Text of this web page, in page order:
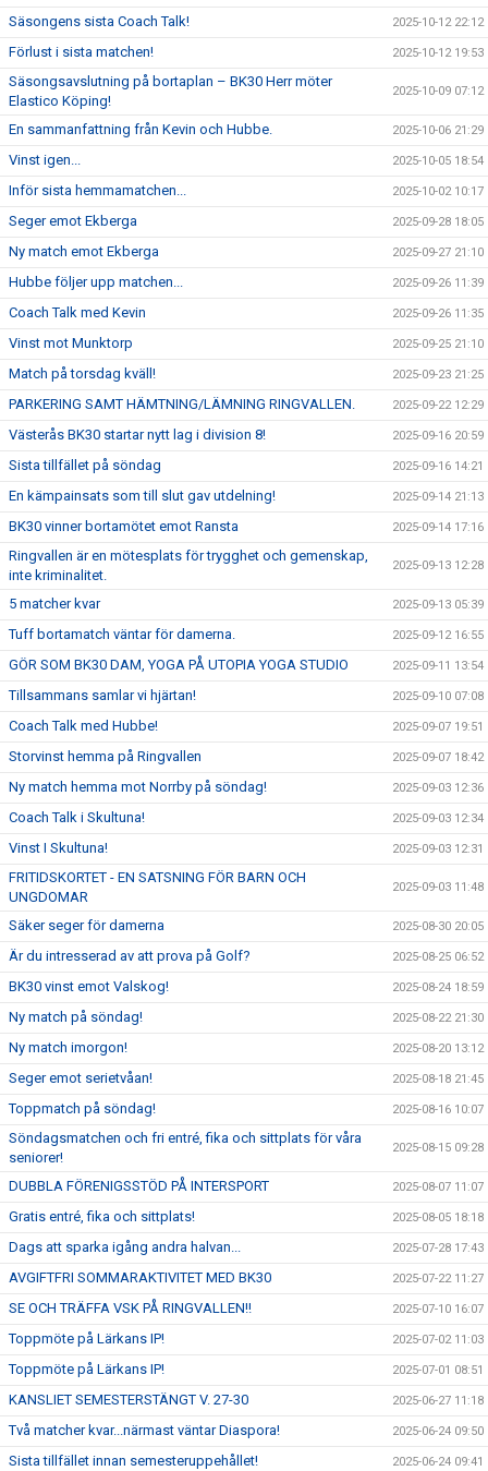
Säsongens sista Coach Talk! 2025-10-12 22:12
Förlust i sista matchen! 2025-10-12 19:53
Säsongsavslutning på bortaplan – BK30 Herr möter
Elastico Köping!
2025-10-09 07:12
En sammanfattning från Kevin och Hubbe. 2025-10-06 21:29
Vinst igen... 2025-10-05 18:54
Inför sista hemmamatchen... 2025-10-02 10:17
Seger emot Ekberga 2025-09-28 18:05
Ny match emot Ekberga 2025-09-27 21:10
Hubbe följer upp matchen... 2025-09-26 11:39
Coach Talk med Kevin 2025-09-26 11:35
Vinst mot Munktorp 2025-09-25 21:10
Match på torsdag kväll! 2025-09-23 21:25
PARKERING SAMT HÄMTNING/LÄMNING RINGVALLEN. 2025-09-22 12:29
Västerås BK30 startar nytt lag i division 8! 2025-09-16 20:59
Sista tillfället på söndag 2025-09-16 14:21
En kämpainsats som till slut gav utdelning! 2025-09-14 21:13
BK30 vinner bortamötet emot Ransta 2025-09-14 17:16
Ringvallen är en mötesplats för trygghet och gemenskap,
inte kriminalitet.
2025-09-13 12:28
5 matcher kvar 2025-09-13 05:39
Tuff bortamatch väntar för damerna. 2025-09-12 16:55
GÖR SOM BK30 DAM, YOGA PÅ UTOPIA YOGA STUDIO 2025-09-11 13:54
Tillsammans samlar vi hjärtan! 2025-09-10 07:08
Coach Talk med Hubbe! 2025-09-07 19:51
Storvinst hemma på Ringvallen 2025-09-07 18:42
Ny match hemma mot Norrby på söndag! 2025-09-03 12:36
Coach Talk i Skultuna! 2025-09-03 12:34
Vinst I Skultuna! 2025-09-03 12:31
FRITIDSKORTET - EN SATSNING FÖR BARN OCH
UNGDOMAR
2025-09-03 11:48
Säker seger för damerna 2025-08-30 20:05
Är du intresserad av att prova på Golf? 2025-08-25 06:52
BK30 vinst emot Valskog! 2025-08-24 18:59
Ny match på söndag! 2025-08-22 21:30
Ny match imorgon! 2025-08-20 13:12
Seger emot serietvåan! 2025-08-18 21:45
Toppmatch på söndag! 2025-08-16 10:07
Söndagsmatchen och fri entré, fika och sittplats för våra
seniorer!
2025-08-15 09:28
DUBBLA FÖRENIGSSTÖD PÅ INTERSPORT 2025-08-07 11:07
Gratis entré, fika och sittplats! 2025-08-05 18:18
Dags att sparka igång andra halvan... 2025-07-28 17:43
AVGIFTFRI SOMMARAKTIVITET MED BK30 2025-07-22 11:27
SE OCH TRÄFFA VSK PÅ RINGVALLEN!! 2025-07-10 16:07
Toppmöte på Lärkans IP! 2025-07-02 11:03
Toppmöte på Lärkans IP! 2025-07-01 08:51
KANSLIET SEMESTERSTÄNGT V. 27-30 2025-06-27 11:18
Två matcher kvar...närmast väntar Diaspora! 2025-06-24 09:50
Sista tillfället innan semesteruppehållet! 2025-06-24 09:41